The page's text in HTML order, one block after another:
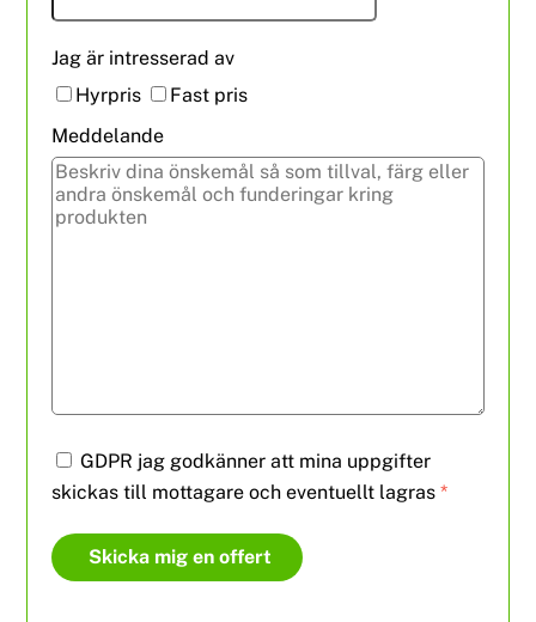
Jag är intresserad av
Hyrpris
Fast pris
Meddelande
GDPR jag godkänner att mina uppgifter
skickas till mottagare och eventuellt lagras *
Skicka mig en offert